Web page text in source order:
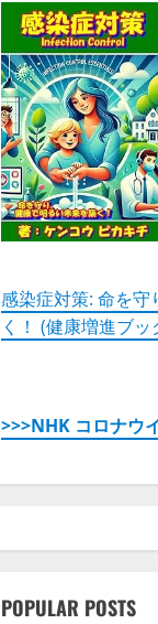
感染症対策: 命を
く！ (健康増進ブ
>>>NHK コロナウ
POPULAR POSTS